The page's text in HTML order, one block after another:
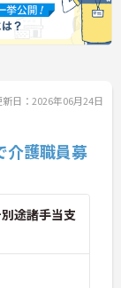
新日：2026年06月24日
介護職員募
途諸手当支